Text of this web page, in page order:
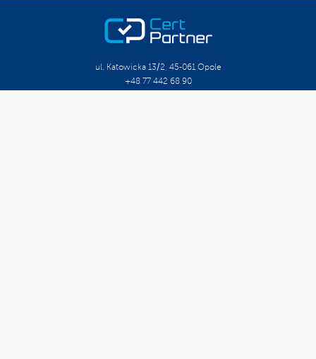
ul. Katowicka 13/2, 45-061 Opole
+48 77 442 68 90